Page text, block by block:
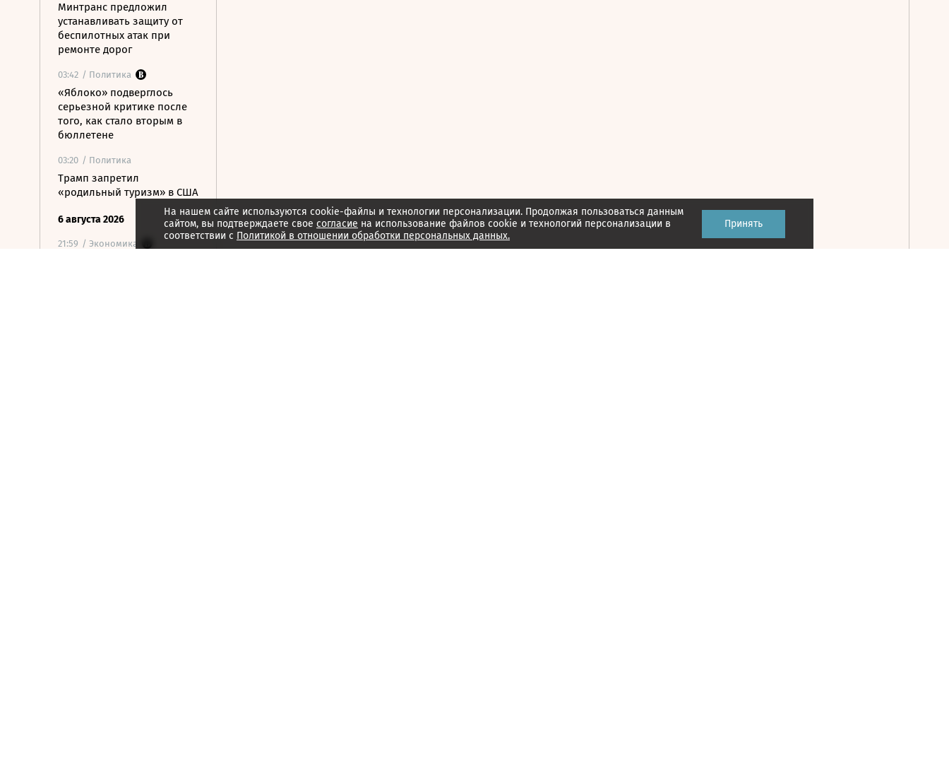
Минтранс предложил
устанавливать защиту от
беспилотных атак при
ремонте дорог
03:42 / Политика
«Яблоко» подверглось
серьезной критике после
того, как стало вторым в
бюллетене
03:20 / Политика
Трамп запретил
«родильный туризм» в США
6 августа 2026
21:59 / Экономика
На нашем сайте используются cookie-файлы и технологии персонализации. Продолжая пользоваться данным
сайтом, вы подтверждаете свое согласие на использование файлов cookie и технологий персонализации в
соответствии с Политикой в отношении обработки персональных данных.
Принять